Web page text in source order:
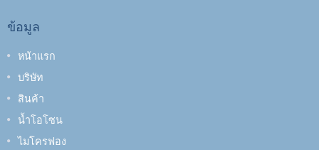
ข้อมูล
หน้าแรก
บริษัท
สินค้า
น้ำโอโซน
ไมโครฟอง